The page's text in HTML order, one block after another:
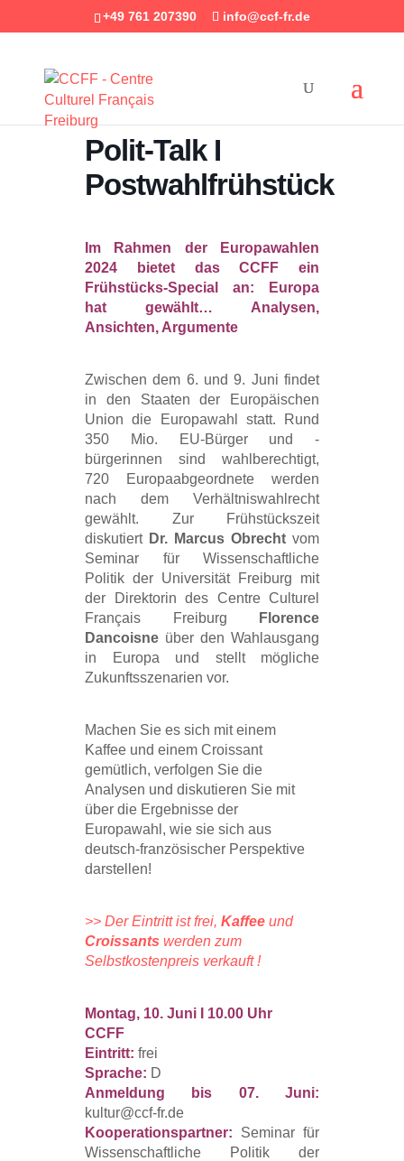
+49 761 207390 info@ccf-fr.de
Polit-Talk I
Postwahlfrühstück
Im Rahmen der Europawahlen
2024 bietet das CCFF ein
Frühstücks-Special an: Europa
hat gewählt… Analysen,
Ansichten, Argumente
Zwischen dem 6. und 9. Juni findet
in den Staaten der Europäischen
Union die Europawahl statt. Rund
350 Mio. EU-Bürger und -
bürgerinnen sind wahlberechtigt,
720 Europaabgeordnete werden
nach dem Verhältniswahlrecht
gewählt. Zur Frühstückszeit
diskutiert Dr. Marcus Obrecht vom
Seminar für Wissenschaftliche
Politik der Universität Freiburg mit
der Direktorin des Centre Culturel
Français Freiburg
Florence
Dancoisne über den Wahlausgang
in Europa und stellt mögliche
Zukunftsszenarien vor.
Machen Sie es sich mit einem
Kaffee und einem Croissant
gemütlich, verfolgen Sie die
Analysen und diskutieren Sie mit
über die Ergebnisse der
Europawahl, wie sie sich aus
deutsch-französischer Perspektive
darstellen!
>> Der Eintritt ist frei, Kaffee und
Croissants werden zum
Selbstkostenpreis verkauft !
Montag, 10. Juni I 10.00 Uhr
CCFF
Eintritt: frei
Sprache: D
Anmeldung bis 07. Juni:
kultur@ccf-fr.de
Kooperationspartner:
Seminar für
Wissenschaftliche Politik der